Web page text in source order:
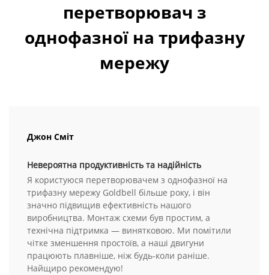
перетворювач з
однофазної на трифазну
мережу
Джон Сміт
Невероятна продуктивність та надійність
Я користуюся перетворювачем з однофазної на
трифазну мережу Goldbell більше року, і він
значно підвищив ефективність нашого
виробництва. Монтаж схеми був простим, а
технічна підтримка — винятковою. Ми помітили
чітке зменшення простоїв, а наші двигуни
працюють плавніше, ніж будь-коли раніше.
Найщиро рекомендую!